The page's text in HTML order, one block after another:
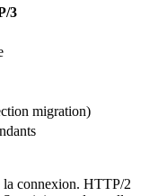
3
migration)
la connexion. HTTP/2